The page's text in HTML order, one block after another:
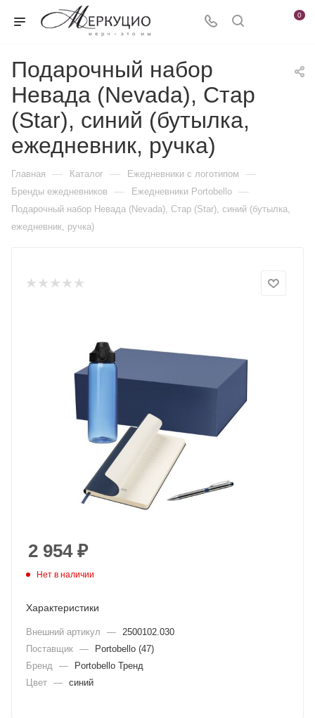
0
Подарочный набор
Невада (Nevada), Стар
(Star), синий (бутылка,
ежедневник, ручка)
Главная — Каталог — Ежедневники c логотипом —
Бренды ежедневников — Ежедневники Portobello —
Подарочный набор Невада (Nevada), Стар (Star), синий (бутылка,
ежедневник, ручка)
2 954₽
Нет в наличии
Характеристики
Внешний артикул —
2500102.030
Поставщик —
Portobello (47)
Бренд
—
Portobello Тренд
Цвет — синий